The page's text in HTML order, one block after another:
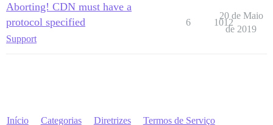
Aborting! CDN must have a
protocol specified
Support
6 1012
20 de Maio
de 2019
Início Categorias Diretrizes Termos de Serviço